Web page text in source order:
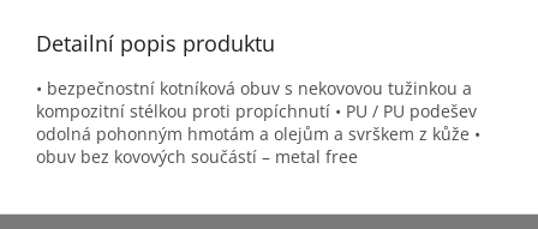
Detailní popis produktu
• bezpečnostní kotníková obuv s nekovovou tužinkou a
kompozitní stélkou proti propíchnutí • PU / PU podešev
odolná pohonným hmotám a olejům a svrškem z kůže •
obuv bez kovových součástí – metal free